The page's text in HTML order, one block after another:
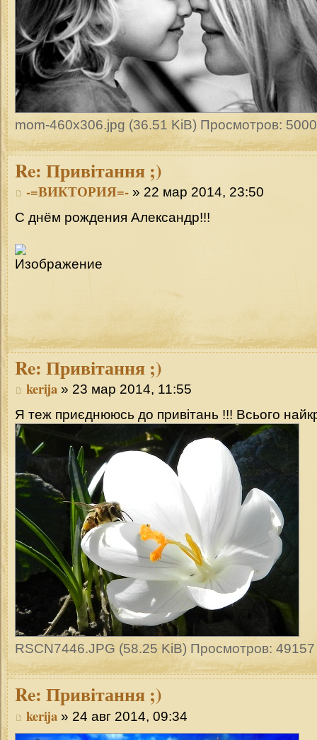
mom-460x306.jpg (36.51 KiB) Просмотров:
Re: Привітання ;)
-=ВИКТОРИЯ=- » 22 мар 2014, 23:50
С днём рождения Александр!!!
Re: Привітання ;)
kerija » 23 мар 2014, 11:55
Я теж приєднююсь до привітань !!! Всього
RSCN7446.JPG (58.25 KiB) Просмотров: 49157
Re: Привітання ;)
kerija » 24 авг 2014, 09:34